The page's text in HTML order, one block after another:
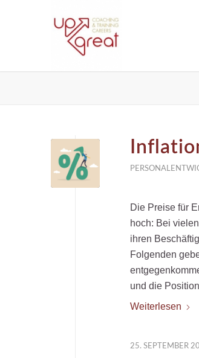
Die Preise für
hoch: Bei
ihren
Folgenden
und die
Weiterlesen
25. SEPTEMBER